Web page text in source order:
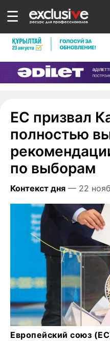
☰
ЕС призвал
полностью
по выборам
Контекст дня — 22
Европейский союз